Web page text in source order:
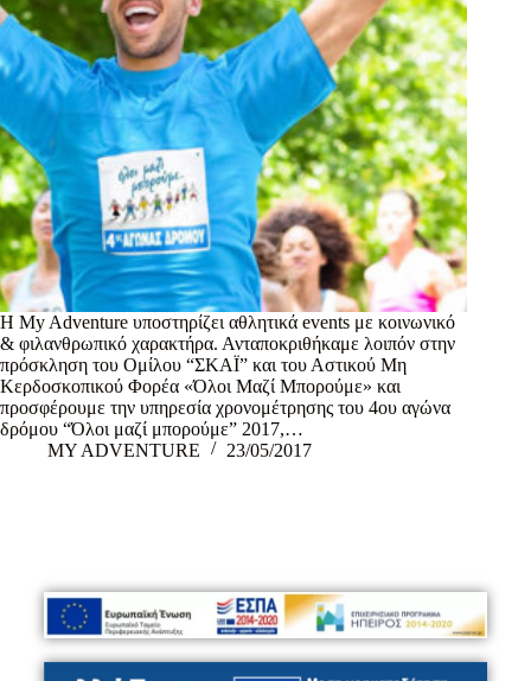
Η My Adventure υποστηρίζει αθλητικά events με κοινωνικό
& φιλανθρωπικό χαρακτήρα. Ανταποκριθήκαμε λοιπόν στην
πρόσκληση του Ομίλου “ΣΚΑΪ” και του Αστικού Μη
Κερδοσκοπικού Φορέα «Όλοι Μαζί Μπορούμε» και
προσφέρουμε την υπηρεσία χρονομέτρησης του 4ου αγώνα
δρόμου “Όλοι μαζί μπορούμε” 2017,…
MY ADVENTURE
23/05/2017